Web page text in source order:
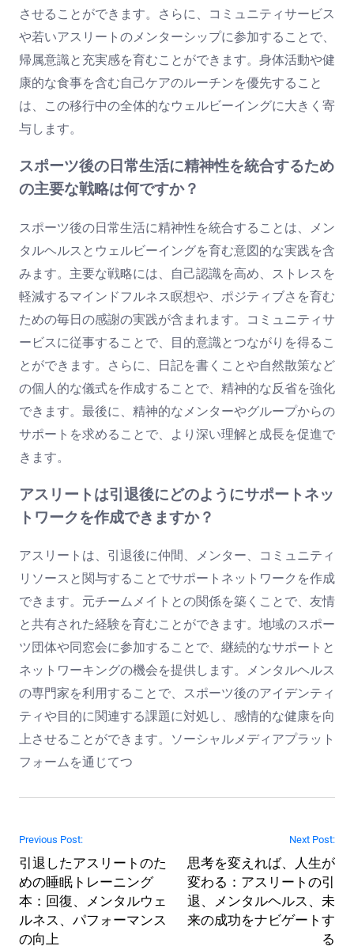
させることができます。さらに、コミュニティサービス
や若いアスリートのメンターシップに参加することで、
帰属意識と充実感を育むことができます。身体活動や健
康的な食事を含む自己ケアのルーチンを優先すること
は、この移行中の全体的なウェルビーイングに大きく寄
与します。
スポーツ後の日常生活に精神性を統合するため
の主要な戦略は何ですか？
スポーツ後の日常生活に精神性を統合することは、メン
タルヘルスとウェルビーイングを育む意図的な実践を含
みます。主要な戦略には、自己認識を高め、ストレスを
軽減するマインドフルネス瞑想や、ポジティブさを育む
ための毎日の感謝の実践が含まれます。コミュニティサ
ービスに従事することで、目的意識とつながりを得るこ
とができます。さらに、日記を書くことや自然散策など
の個人的な儀式を作成することで、精神的な反省を強化
できます。最後に、精神的なメンターやグループからの
サポートを求めることで、より深い理解と成長を促進で
きます。
アスリートは引退後にどのようにサポートネッ
トワークを作成できますか？
アスリートは、引退後に仲間、メンター、コミュニティ
リソースと関与することでサポートネットワークを作成
できます。元チームメイトとの関係を築くことで、友情
と共有された経験を育むことができます。地域のスポー
ツ団体や同窓会に参加することで、継続的なサポートと
ネットワーキングの機会を提供します。メンタルヘルス
の専門家を利用することで、スポーツ後のアイデンティ
ティや目的に関連する課題に対処し、感情的な健康を向
上させることができます。ソーシャルメディアプラット
フォームを通じてつ
Post navigation
Previous Post:
引退したアスリートのた
めの睡眠トレーニング
本：回復、メンタルウェ
ルネス、パフォーマンス
の向上
Next Post:
思考を変えれば、人生が
変わる：アスリートの引
退、メンタルヘルス、未
来の成功をナビゲートす
る